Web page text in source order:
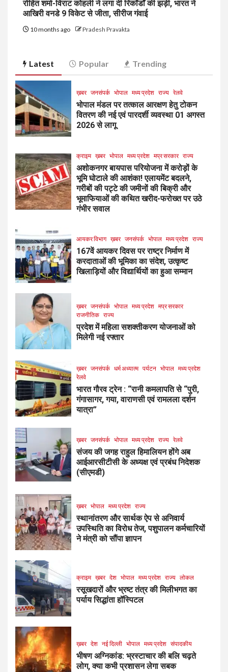
रोहित शर्मा-विराट कोहली ने लगा दी रिकॉर्डों की झड़ी, भारत ने
आखिरी वनडे 9 विकेट से जीता, सीरीज गंवाई
10 months ago Pradesh Pravakta
Latest Popular Trending
ख़बर जनसंपर्क भोपाल मध्य प्रदेश राज्य रेलवे
भोपाल मंडल पर तत्काल आरक्षण हेतु टोकन
वितरण की नई एवं पारदर्शी व्यवस्था 01 अगस्त
2026 से लागू
क्राइम ख़बर भोपाल मध्य प्रदेश मप्र सरकार राज्य
अशोकनगर बायपास परियोजना में करोड़ों के
भूमि घोटाले की आशंका! एलायमेंट बदलने,
गरीबों की पट्टे की जमीनों की बिक्री और
भूमाफियाओं की कथित खरीद-फरोख्त पर उठे
गंभीर सवाल
आयकर विभाग ख़बर जनसंपर्क भोपाल मध्य प्रदेश राज्य
167वें आयकर दिवस पर राष्ट्र निर्माण में
करदाताओं की भूमिका का संदेश, उत्कृष्ट
खिलाड़ियों और विद्यार्थियों का हुआ सम्मान
ख़बर जनसंपर्क भोपाल मध्य प्रदेश मप्र सरकार
राजनीतिक राज्य
प्रदेश में महिला सशक्तीकरण योजनाओं को
मिलेगी नई रफ्तार
ख़बर जनसंपर्क धर्म अध्यात्म पर्यटन भोपाल मध्य प्रदेश
रेलवे
भारत गौरव ट्रेन : “रानी कमलापति से “पुरी,
गंगासागर, गया, वाराणसी एवं रामलला दर्शन
यात्रा”
ख़बर जनसंपर्क भोपाल मध्य प्रदेश राज्य रेलवे
संजय की जगह राहुल हिमालियन होंगे अब
आईआरसीटीसी के अध्यक्ष एवं प्रबंध निदेशक
(सीएमडी)
ख़बर भोपाल मध्य प्रदेश राज्य
स्थानांतरण और सार्थक ऐप से अनिवार्य
उपस्थिति का विरोध तेज, पशुपालन कर्मचारियों
ने मंत्री को सौंपा ज्ञापन
क्राइम ख़बर देश भोपाल मध्य प्रदेश राज्य लोकल
रसूखदारों और भ्रष्ट तंत्र की मिलीभगत का
पर्याय सिद्धांता हॉस्पिटल
ख़बर देश नई दिल्ली भोपाल मध्य प्रदेश संपादकीय
भीषण अग्निकांड: भ्रस्टाचार की बलि चढ़ते
लोग, क्या कभी प्रशासन लेगा सबक